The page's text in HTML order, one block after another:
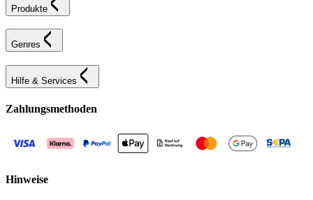
Produkte
Genres
Hilfe & Services
Zahlungsmethoden
Hinweise